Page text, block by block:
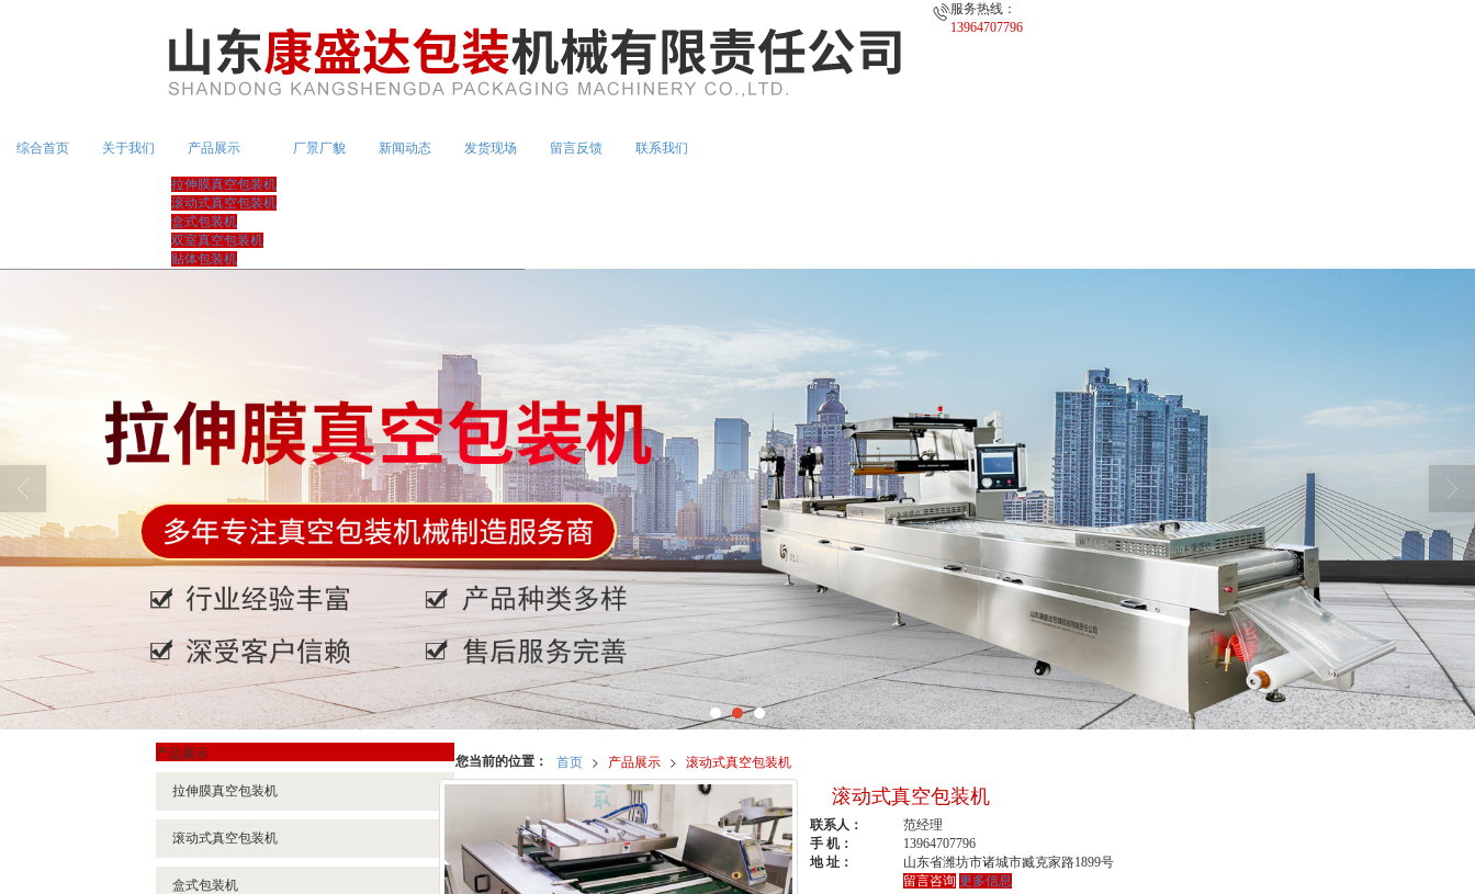
服务热线：
13964707796
综合首页 关于我们 产品展示
拉伸膜真空包装机
滚动式真空包装机
盒式包装机
双室真空包装机
贴体包装机
厂景厂貌 新闻动态 发货现场 留言反馈 联系我们
您当前的位置： 首页 > 产品展示 > 滚动式真空包装机
滚动式真空包装机
联系人：
范经理
手 机：
13964707796
地 址：
山东省潍坊市诸城市臧克家路1899号
留言咨询 更多信息
产品展示
拉伸膜真空包装机
滚动式真空包装机
盒式包装机